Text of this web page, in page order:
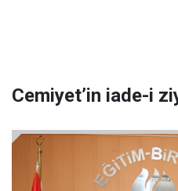
Cemiyet’in iade-i